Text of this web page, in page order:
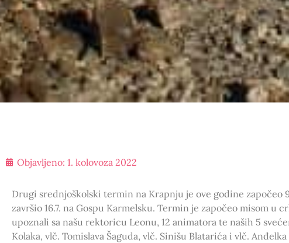
Objavljeno: 1. kolovoza 2022
Drugi srednjoškolski termin na Krapnju je ove godine započeo
završio 16.7. na Gospu Karmelsku. Termin je započeo misom u
upoznali sa našu rektoricu Leonu, 12 animatora te naših 5
Kolaka, vlč. Tomislava Šaguda, vlč. Sinišu Blatarića i vlč.